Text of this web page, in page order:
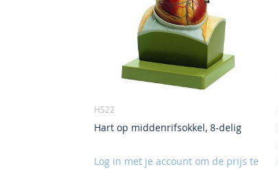
HS22
Hart op middenrifsokkel, 8-delig
Log in met je account om de prijs te